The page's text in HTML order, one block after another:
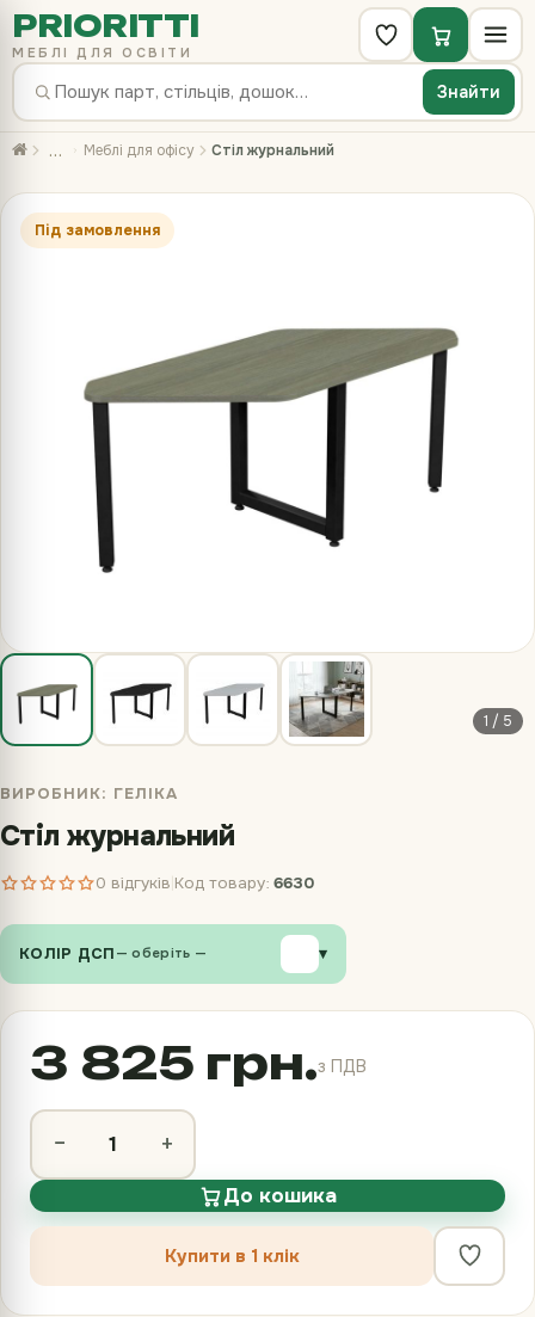
PRIORITTI
МЕБЛІ ДЛЯ ОСВІТИ
Знайти
… Меблі для офісу Стіл журнальний
Під замовлення
1 / 5
ВИРОБНИК: ГЕЛІКА
Стіл журнальний
0 відгуків Код товару: 6630
КОЛІР ДСП — оберіть — ▾
3 825 грн.з ПДВ
− +
До кошика
Купити в 1 клік